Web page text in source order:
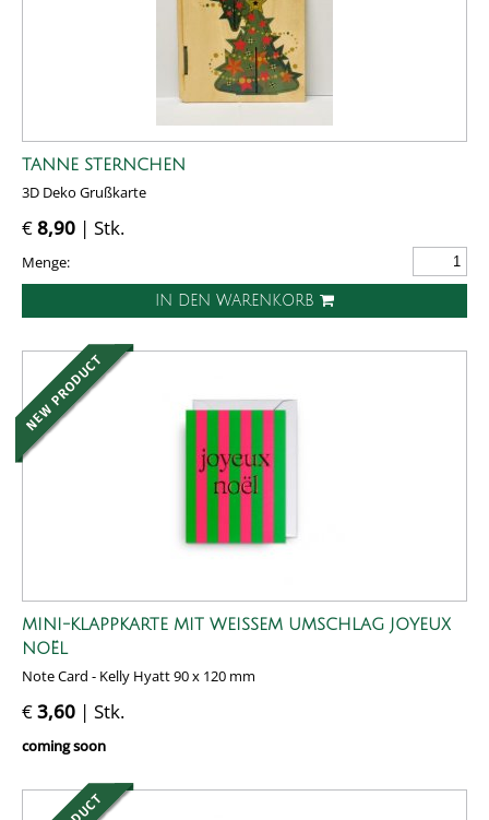
TANNE STERNCHEN
3D Deko Grußkarte
€8,90 | Stk.
Menge:
IN DEN WARENKORB
MINI-KLAPPKARTE MIT WEISSEM UMSCHLAG JOYEUX N
OËL
Note Card - Kelly Hyatt 90 x 120 mm
€3,60 | Stk.
coming soon